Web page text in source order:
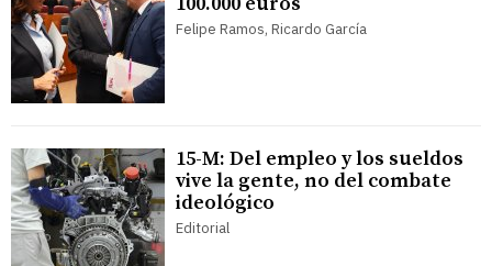
Felipe Ramos, Ricardo García
15-M: Del empleo y los sueldos
vive la gente, no del combate
ideológico
Editorial